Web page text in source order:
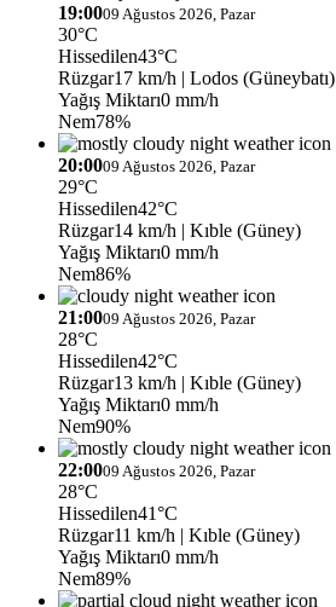
19:0009 Ağustos 2026, Pazar
30°C
Hissedilen43°C
Rüzgar17 km/h | Lodos (Güneybatı)
Yağış Miktarı0 mm/h
Nem78%
20:0009 Ağustos 2026, Pazar
29°C
Hissedilen42°C
Rüzgar14 km/h | Kıble (Güney)
Yağış Miktarı0 mm/h
Nem86%
21:0009 Ağustos 2026, Pazar
28°C
Hissedilen42°C
Rüzgar13 km/h | Kıble (Güney)
Yağış Miktarı0 mm/h
Nem90%
22:0009 Ağustos 2026, Pazar
28°C
Hissedilen41°C
Rüzgar11 km/h | Kıble (Güney)
Yağış Miktarı0 mm/h
Nem89%